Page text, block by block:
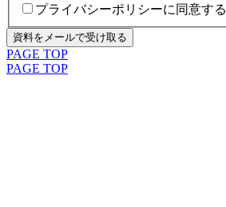
プライバシーポリシーに同意する
PAGE TOP
PAGE TOP